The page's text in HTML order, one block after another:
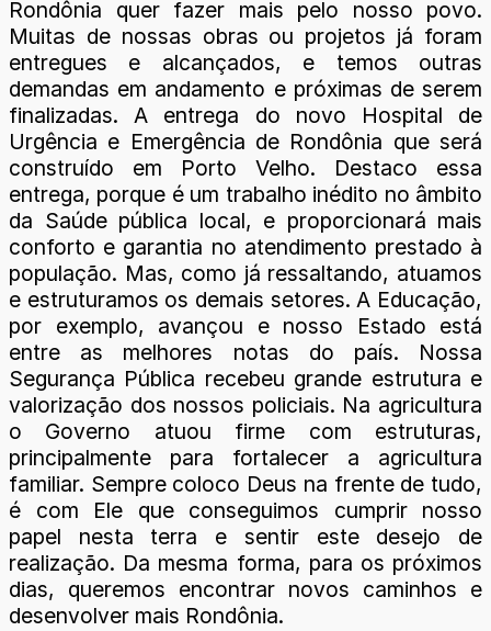
Rondônia quer fazer mais pelo nosso povo.
Muitas de nossas obras ou projetos já foram
entregues e alcançados, e temos outras
demandas em andamento e próximas de serem
finalizadas. A entrega do novo Hospital de
Urgência e Emergência de Rondônia que será
construído em Porto Velho. Destaco essa
entrega, porque é um trabalho inédito no âmbito
da Saúde pública local, e proporcionará mais
conforto e garantia no atendimento prestado à
população. Mas, como já ressaltando, atuamos
e estruturamos os demais setores. A Educação,
por exemplo, avançou e nosso Estado está
entre as melhores notas do país. Nossa
Segurança Pública recebeu grande estrutura e
valorização dos nossos policiais. Na agricultura
o Governo atuou firme com estruturas,
principalmente para fortalecer a agricultura
familiar. Sempre coloco Deus na frente de tudo,
é com Ele que conseguimos cumprir nosso
papel nesta terra e sentir este desejo de
realização. Da mesma forma, para os próximos
dias, queremos encontrar novos caminhos e
desenvolver mais Rondônia.